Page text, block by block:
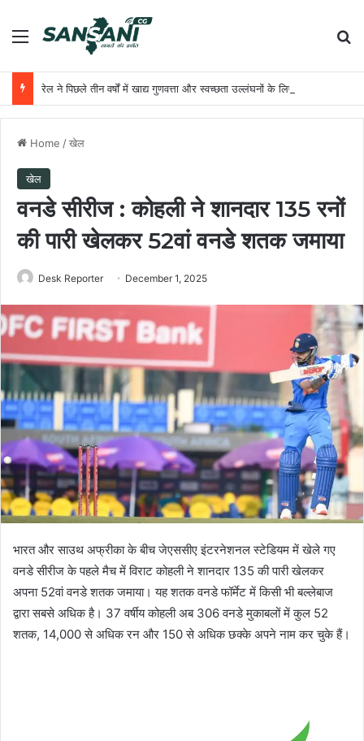
Menu
Home /खेल
खेल
वनडे सीरीज : कोहली ने शानदार 135 रनों
की पारी खेलकर 52वां वनडे शतक जमाया
Desk Reporter December 1, 2025
भारत और साउथ अफ्रीका के बीच जेएससीए इंटरनेशनल स्टेडियम में खेले गए
वनडे सीरीज के पहले मैच में विराट कोहली ने शानदार 135 की पारी खेलकर
अपना 52वां वनडे शतक जमाया। यह शतक वनडे फॉर्मेट में किसी भी बल्लेबाज
द्वारा सबसे अधिक है। 37 वर्षीय कोहली अब 306 वनडे मुकाबलों में कुल 52
शतक, 14,000 से अधिक रन और 150 से अधिक छक्के अपने नाम कर चुके हैं।